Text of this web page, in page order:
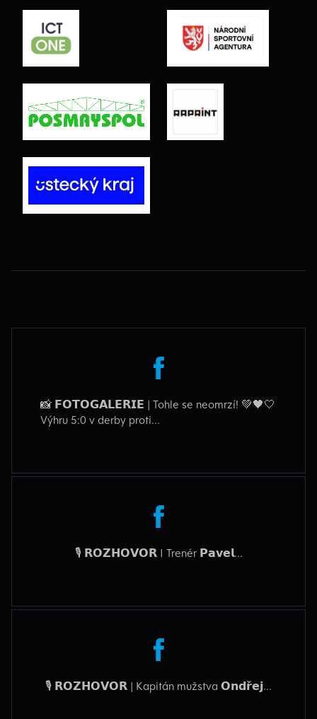
📸 𝗙𝗢𝗧𝗢𝗚𝗔𝗟𝗘𝗥𝗜𝗘 | Tohle se neomrzí! 💚🖤🤍
Výhru 5:0 v derby proti...
🎙️ 𝗥𝗢𝗭𝗛𝗢𝗩𝗢𝗥 I Trenér 𝗣𝗮𝘃𝗲𝗹...
🎙️ 𝗥𝗢𝗭𝗛𝗢𝗩𝗢𝗥 | Kapitán mužstva 𝗢𝗻𝗱𝗿̌𝗲𝗷...